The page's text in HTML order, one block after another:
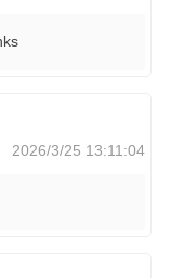
2026/3/25 13:11:04